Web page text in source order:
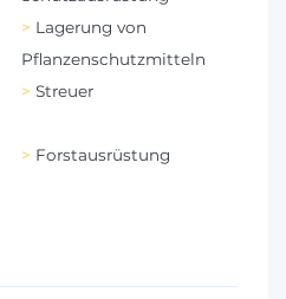
Lagerung von
Pflanzenschutzmitteln
Streuer
Forstausrüstung